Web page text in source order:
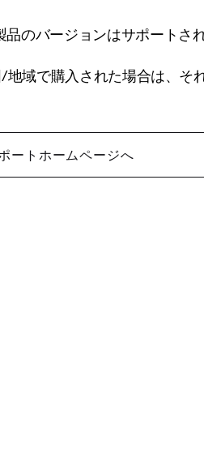
品のバージョンはサポートさ
地域で購入された場合は、そ
ートホームページへ